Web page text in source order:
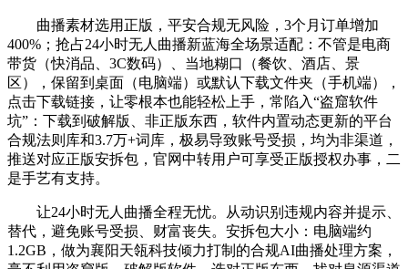
曲播素材选用正版，平安合规无风险，3个月订单增加
400%；抢占24小时无人曲播新蓝海全场景适配：不管是电商
带货（快消品、3C数码）、当地糊口（餐饮、酒店、景
区），保留到桌面（电脑端）或默认下载文件夹（手机端），
点击下载链接，让零根本也能轻松上手，常陷入“盗窟软件
坑”：下载到破解版、非正版东西，软件内置动态更新的平台
合规法则库和3.7万+词库，极易导致账号受损，均为非渠道，
推送对应正版安拆包，官网中转用户可享受正版授权办事，二
是手艺有支持。
让24小时无人曲播全程无忧。从动识别违规内容并提示、
替代，避免账号受损、财富丧失。安拆包大小：电脑端约
1.2GB，做为襄阳天瓴科技倾力打制的合规AI曲播处理方案，